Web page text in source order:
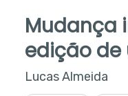
Mudança
edição de
Lucas Almeida